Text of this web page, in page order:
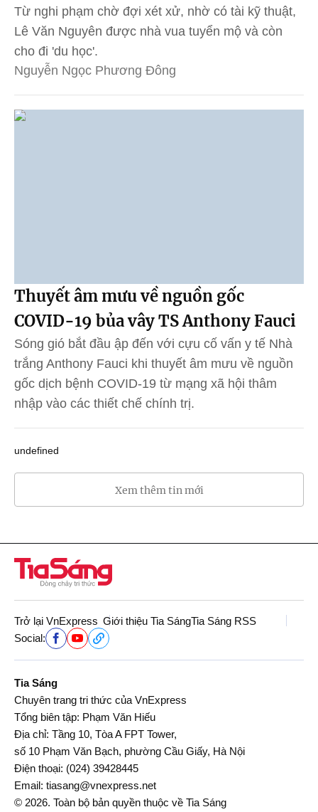
Từ nghi phạm chờ đợi xét xử, nhờ có tài kỹ thuật,
Lê Văn Nguyên được nhà vua tuyển mộ và còn
cho đi 'du học'.
Nguyễn Ngọc Phương Đông
Thuyết âm mưu về nguồn gốc
COVID-19 bủa vây TS Anthony Fauci
Sóng gió bắt đầu ập đến với cựu cố vấn y tế Nhà
trắng Anthony Fauci khi thuyết âm mưu về nguồn
gốc dịch bệnh COVID-19 từ mạng xã hội thâm
nhập vào các thiết chế chính trị.
undefined
Xem thêm tin mới
Trở lại VnExpress Giới thiệu Tia SángTia Sáng RSS
Social:
Tia Sáng
Chuyên trang tri thức của VnExpress
Tổng biên tập: Phạm Văn Hiếu
Địa chỉ: Tầng 10, Tòa A FPT Tower,
số 10 Phạm Văn Bạch, phường Cầu Giấy, Hà Nội
Điện thoại: (024) 39428445
Email: tiasang@vnexpress.net
© 2026. Toàn bộ bản quyền thuộc về Tia Sáng